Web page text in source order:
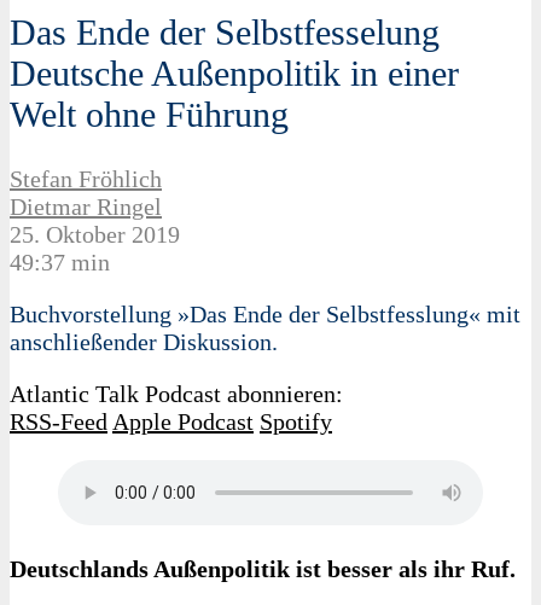
Das Ende der Selbstfesselung
Deutsche Außenpolitik in einer
Welt ohne Führung
Stefan Fröhlich
Dietmar Ringel
25. Oktober 2019
49:37 min
Buchvorstellung »Das Ende der Selbstfesslung« mit
anschließender Diskussion.
Atlantic Talk Podcast abonnieren:
RSS-Feed Apple Podcast Spotify
Deutschlands Außenpolitik ist besser als ihr Ruf.